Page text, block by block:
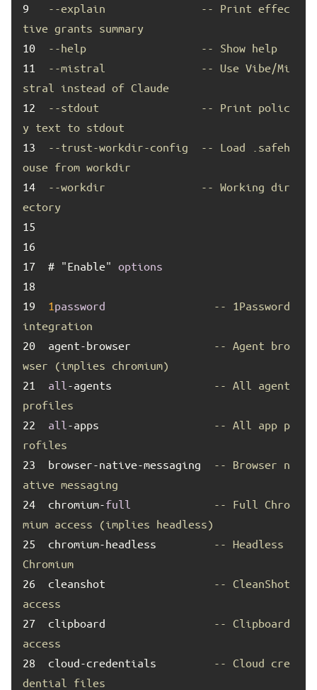
--explain               -- Print effec
tive grants summary
--help                  -- Show help
--mistral               -- Use Vibe/Mi
stral instead of Claude
--stdout                -- Print polic
y text to stdout
--trust-workdir-config  -- Load .safeh
ouse from workdir
--workdir               -- Working dir
ectory
# "Enable" options
1 password
-- 1Password
integration
agent-browser
-- Agent bro
wser (implies chromium)
all -agents
-- All agent
profiles
all -apps
-- All app p
rofiles
browser-native-messaging
-- Browser n
ative messaging
chromium-full
-- Full Chro
mium access (implies headless)
chromium-headless
-- Headless
Chromium
cleanshot
-- CleanShot
access
clipboard
-- Clipboard
access
cloud-credentials
-- Cloud cre
dential files